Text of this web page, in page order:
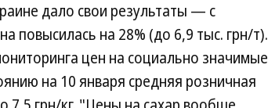
дало свои результаты — с
повысилась на 28% (до 6,9 тыс. грн/т).
цен на социально значимые
на 10 января средняя розничная